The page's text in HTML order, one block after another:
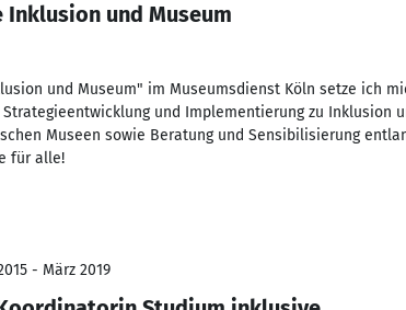
Inklusion und Museum
und Museum" im Museumsdienst Köln setze ich
Strategieentwicklung und Implementierung zu Inklusion
Museen sowie Beratung und Sensibilisierung
für alle!
- März 2019